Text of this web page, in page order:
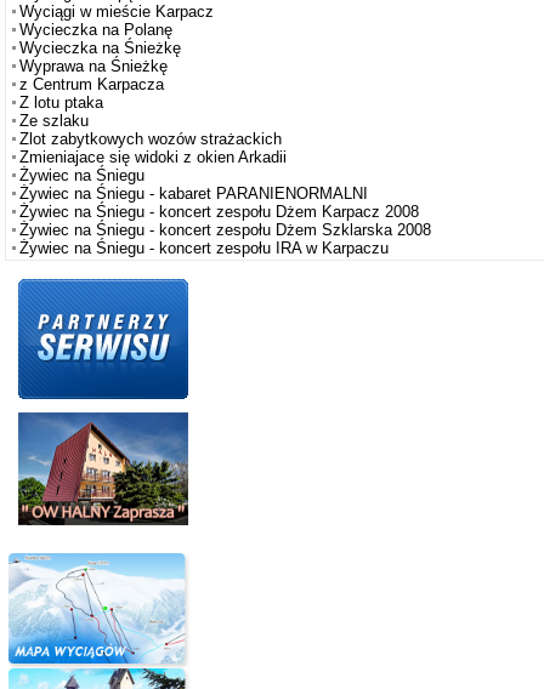
Wyciągi w mieście Karpacz
Wycieczka na Polanę
Wycieczka na Śnieżkę
Wyprawa na Śnieżkę
z Centrum Karpacza
Z lotu ptaka
Ze szlaku
Zlot zabytkowych wozów strażackich
Zmieniajace się widoki z okien Arkadii
Żywiec na Śniegu
Żywiec na Śniegu - kabaret PARANIENORMALNI
Żywiec na Śniegu - koncert zespołu Dżem Karpacz 2008
Żywiec na Śniegu - koncert zespołu Dżem Szklarska 2008
Żywiec na Śniegu - koncert zespołu IRA w Karpaczu